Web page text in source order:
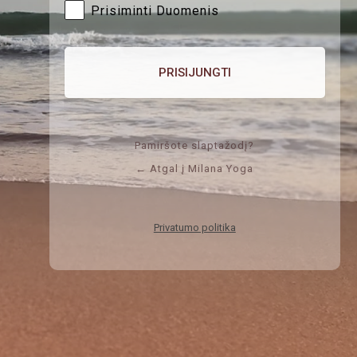
Prisiminti Duomenis
Pamiršote slaptažodį?
← Atgal į Milana Yoga
Privatumo politika